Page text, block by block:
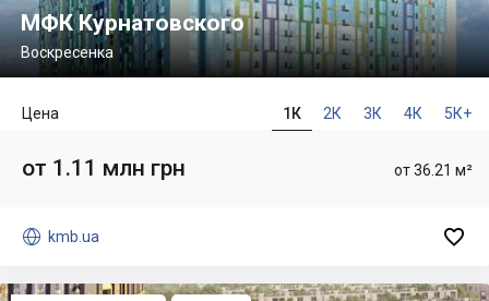
МФК Курнатовского
Воскресенка
1К 2К 3К 4К 5К+
Цена
от 36.21 м²
от 1.11 млн грн
 kmb.ua 